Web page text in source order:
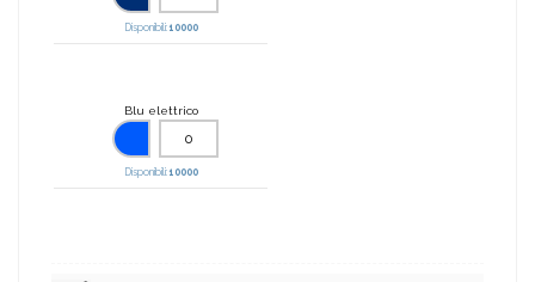
Disponibili:10000
Blu elettrico
Disponibili:10000